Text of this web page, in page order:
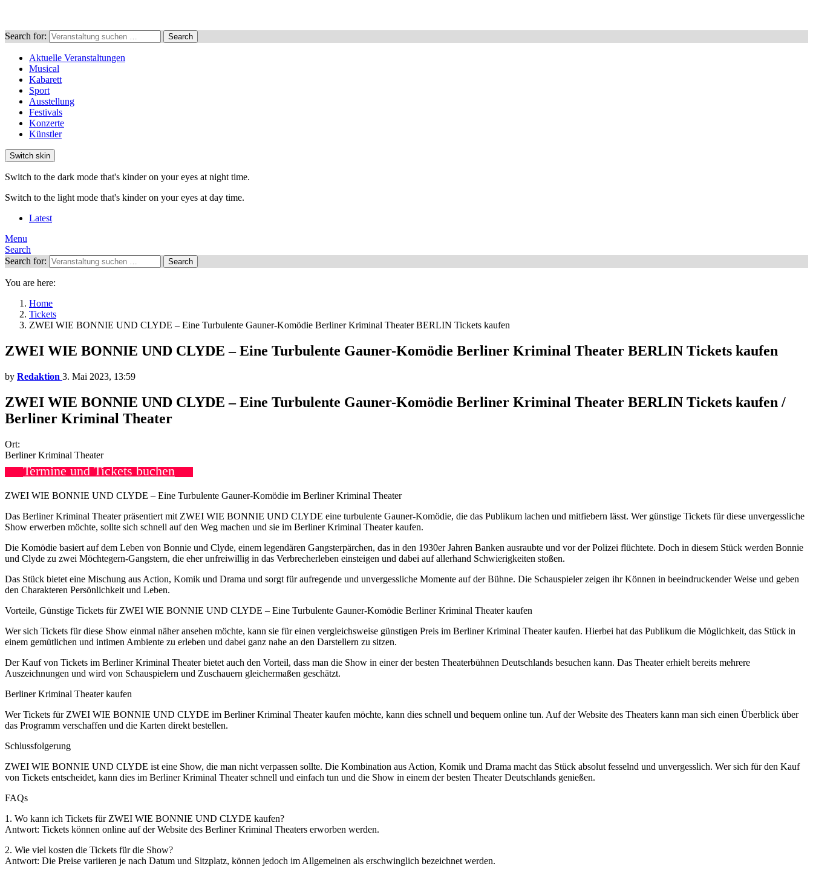
Search for: Search
Aktuelle Veranstaltungen
Musical
Kabarett
Sport
Ausstellung
Festivals
Konzerte
Künstler
Switch skin
Switch to the dark mode that's kinder on your eyes at night time.
Switch to the light mode that's kinder on your eyes at day time.
Latest
Menu
Search
Search for:
Search
You are here:
Home
Tickets
ZWEI WIE BONNIE UND CLYDE – Eine Turbulente Gauner-Komödie Berliner Kriminal Theater BERLIN Tickets kaufen
ZWEI WIE BONNIE UND CLYDE – Eine Turbulente Gauner-Komödie Berliner Kriminal Theater BERLIN Tickets kaufen
by Redaktion 3. Mai 2023, 13:59
ZWEI WIE BONNIE UND CLYDE – Eine Turbulente Gauner-Komödie Berliner Kriminal Theater BERLIN Tickets kaufen /
Berliner Kriminal Theater
Ort:
Berliner Kriminal Theater
Termine und Tickets buchen
ZWEI WIE BONNIE UND CLYDE – Eine Turbulente Gauner-Komödie im Berliner Kriminal Theater
Das Berliner Kriminal Theater präsentiert mit ZWEI WIE BONNIE UND CLYDE eine turbulente Gauner-Komödie, die das Publikum lachen und mitfiebern lässt. Wer günstige Tickets für diese unvergessliche
Show erwerben möchte, sollte sich schnell auf den Weg machen und sie im Berliner Kriminal Theater kaufen.
Die Komödie basiert auf dem Leben von Bonnie und Clyde, einem legendären Gangsterpärchen, das in den 1930er Jahren Banken ausraubte und vor der Polizei flüchtete. Doch in diesem Stück werden Bonnie
und Clyde zu zwei Möchtegern-Gangstern, die eher unfreiwillig in das Verbrecherleben einsteigen und dabei auf allerhand Schwierigkeiten stoßen.
Das Stück bietet eine Mischung aus Action, Komik und Drama und sorgt für aufregende und unvergessliche Momente auf der Bühne. Die Schauspieler zeigen ihr Können in beeindruckender Weise und geben
den Charakteren Persönlichkeit und Leben.
Vorteile, Günstige Tickets für ZWEI WIE BONNIE UND CLYDE – Eine Turbulente Gauner-Komödie Berliner Kriminal Theater kaufen
Wer sich Tickets für diese Show einmal näher ansehen möchte, kann sie für einen vergleichsweise günstigen Preis im Berliner Kriminal Theater kaufen. Hierbei hat das Publikum die Möglichkeit, das Stück in
einem gemütlichen und intimen Ambiente zu erleben und dabei ganz nahe an den Darstellern zu sitzen.
Der Kauf von Tickets im Berliner Kriminal Theater bietet auch den Vorteil, dass man die Show in einer der besten Theaterbühnen Deutschlands besuchen kann. Das Theater erhielt bereits mehrere
Auszeichnungen und wird von Schauspielern und Zuschauern gleichermaßen geschätzt.
Berliner Kriminal Theater kaufen
Wer Tickets für ZWEI WIE BONNIE UND CLYDE im Berliner Kriminal Theater kaufen möchte, kann dies schnell und bequem online tun. Auf der Website des Theaters kann man sich einen Überblick über
das Programm verschaffen und die Karten direkt bestellen.
Schlussfolgerung
ZWEI WIE BONNIE UND CLYDE ist eine Show, die man nicht verpassen sollte. Die Kombination aus Action, Komik und Drama macht das Stück absolut fesselnd und unvergesslich. Wer sich für den Kauf
von Tickets entscheidet, kann dies im Berliner Kriminal Theater schnell und einfach tun und die Show in einem der besten Theater Deutschlands genießen.
FAQs
1. Wo kann ich Tickets für ZWEI WIE BONNIE UND CLYDE kaufen?
Antwort: Tickets können online auf der Website des Berliner Kriminal Theaters erworben werden.
2. Wie viel kosten die Tickets für die Show?
Antwort: Die Preise variieren je nach Datum und Sitzplatz, können jedoch im Allgemeinen als erschwinglich bezeichnet werden.